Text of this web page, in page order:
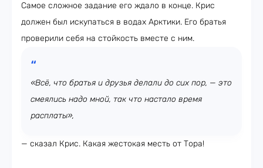
Самое сложное задание его ждало в конце. Крис
должен был искупаться в водах Арктики. Его братья
проверили себя на стойкость вместе с ним.
«Всё, что братья и друзья делали до сих пор, — это
смеялись надо мной, так что настало время
расплаты»,
— сказал Крис. Какая жестокая месть от Тора!